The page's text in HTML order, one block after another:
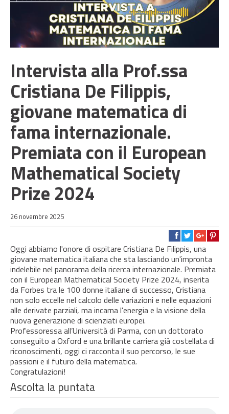
Intervista alla Prof.ssa
Cristiana De Filippis,
giovane matematica di
fama internazionale.
Premiata con il European
Mathematical Society
Prize 2024
26 novembre 2025
Oggi abbiamo l'onore di ospitare Cristiana De Filippis, una
giovane matematica italiana che sta lasciando un'impronta
indelebile nel panorama della ricerca internazionale. Premiata
con il European Mathematical Society Prize 2024, inserita
da Forbes tra le 100 donne italiane di successo, Cristiana
non solo eccelle nel calcolo delle variazioni e nelle equazioni
alle derivate parziali, ma incarna l'energia e la visione della
nuova generazione di scienziati europei.
Professoressa all’Università di Parma, con un dottorato
conseguito a Oxford e una brillante carriera già costellata di
riconoscimenti, oggi ci racconta il suo percorso, le sue
passioni e il futuro della matematica.
Congratulazioni!
Ascolta la puntata